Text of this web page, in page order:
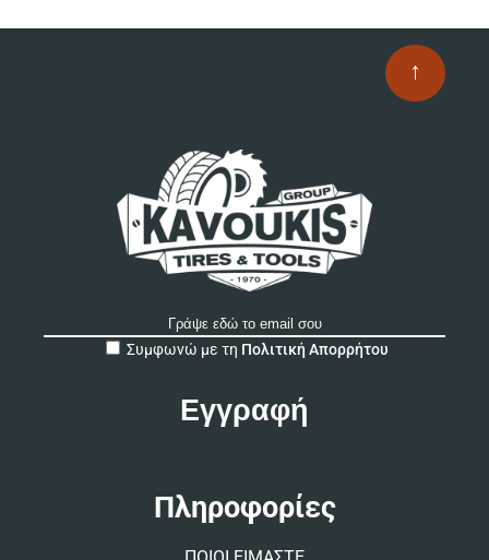
↑
Συμφωνώ με τη Πολιτική Απορρήτου
Πληροφορίες